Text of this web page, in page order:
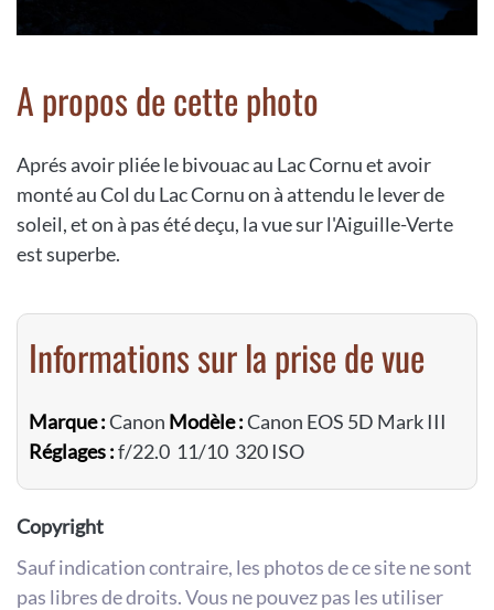
A propos de cette photo
Aprés avoir pliée le bivouac au Lac Cornu et avoir
monté au Col du Lac Cornu on à attendu le lever de
soleil, et on à pas été deçu, la vue sur l'Aiguille-Verte
est superbe.
Informations sur la prise de vue
Marque :Canon Modèle :Canon EOS 5D Mark III
Réglages :f/22.0 11/10 320 ISO
Copyright
Sauf indication contraire, les photos de ce site ne sont
pas libres de droits. Vous ne pouvez pas les utiliser